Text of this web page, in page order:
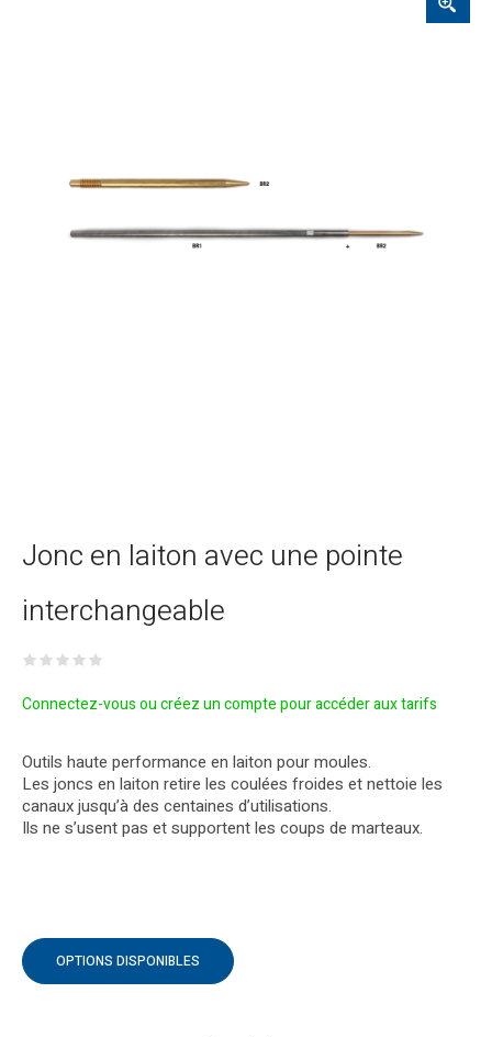
Jonc en laiton avec une pointe
interchangeable
Connectez-vous ou créez un compte pour accéder aux tarifs
Outils haute performance en laiton pour moules.
Les joncs en laiton retire les coulées froides et nettoie les
canaux jusqu’à des centaines d’utilisations.
Ils ne s’usent pas et supportent les coups de marteaux.
OPTIONS DISPONIBLES